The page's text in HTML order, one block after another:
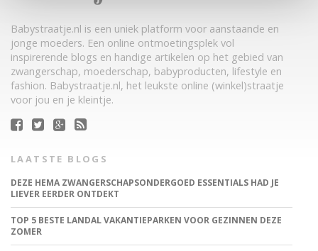
Babystraatje.nl is een uniek platform voor aanstaande en
jonge moeders. Een online ontmoetingsplek vol
inspirerende blogs en handige artikelen op het gebied van
zwangerschap, moederschap, babyproducten, lifestyle en
fashion. Babystraatje.nl, het leukste online (winkel)straatje
voor jou en je kleintje.
LAATSTE BLOGS
DEZE HEMA ZWANGERSCHAPSONDERGOED ESSENTIALS HAD JE
LIEVER EERDER ONTDEKT
TOP 5 BESTE LANDAL VAKANTIEPARKEN VOOR GEZINNEN DEZE
ZOMER